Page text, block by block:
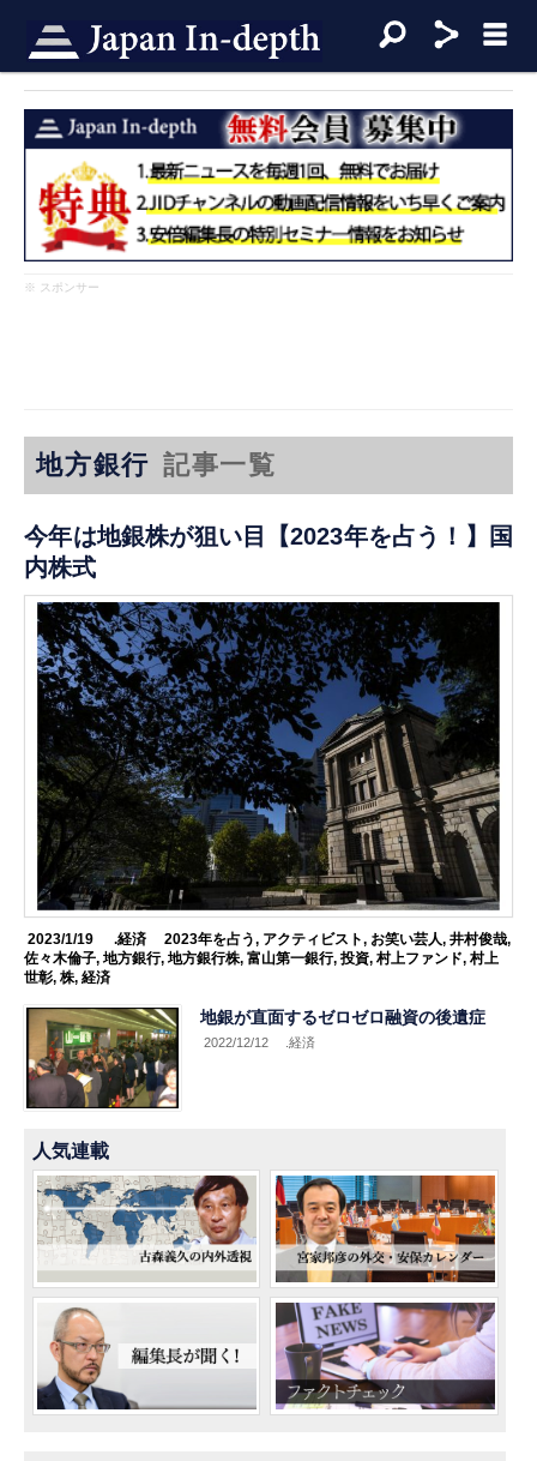
※ スポンサー
地方銀行 記事一覧
今年は地銀株が狙い目【2023年を占う！】国
内株式
2023/1/19 .経済 2023年を占う, アクティビスト, お笑い芸人, 井村俊哉,
佐々木倫子,地方銀行,地方銀行株,富山第一銀行,投資,村上ファンド,村上
世彰,株,経済
地銀が直面するゼロゼロ融資の後遺症
2022/12/12 .経済
人気連載